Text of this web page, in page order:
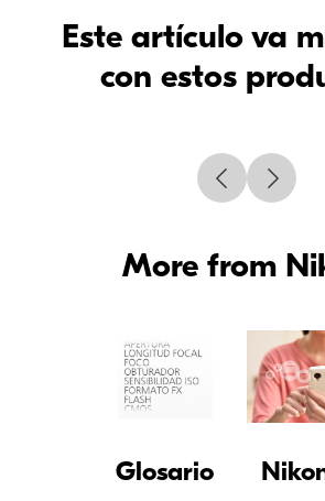
Este artículo va
con estos
More from
Glosario